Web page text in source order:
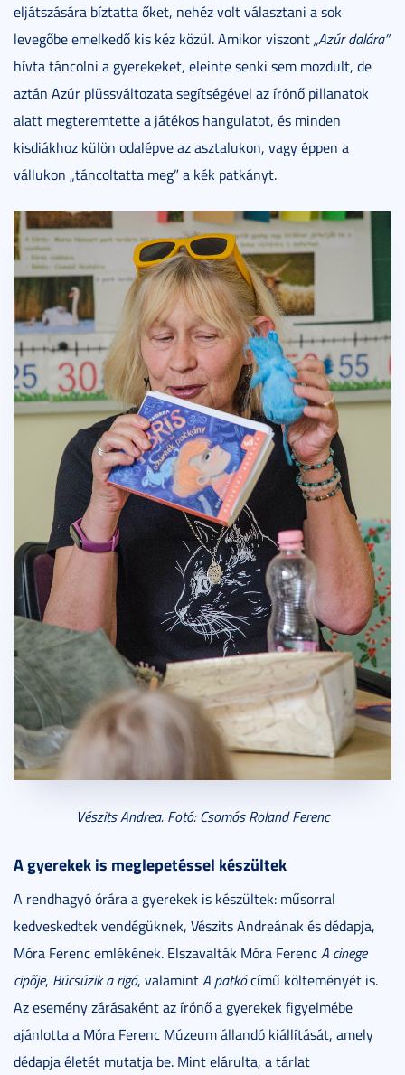
eljátszására bíztatta őket, nehéz volt választani a sok
levegőbe emelkedő kis kéz közül. Amikor viszont„Azúr dalára”
hívta táncolni a gyerekeket, eleinte senki sem mozdult, de
aztán Azúr plüssváltozata segítségével az írónő pillanatok
alatt megteremtette a játékos hangulatot, és minden
kisdiákhoz külön odalépve az asztalukon, vagy éppen a
vállukon „táncoltatta meg” a kék patkányt.
Vészits Andrea. Fotó: Csomós Roland Ferenc
A gyerekek is meglepetéssel készültek
A rendhagyó órára a gyerekek is készültek: műsorral
kedveskedtek vendégüknek, Vészits Andreának és dédapja,
Móra Ferenc emlékének. Elszavalták Móra FerencA cinege
cipője, Búcsúzik a rigó, valamintA patkócímű költeményét is.
Az esemény zárásaként az írónő a gyerekek figyelmébe
ajánlotta a Móra Ferenc Múzeum állandó kiállítását, amely
dédapja életét mutatja be. Mint elárulta, a tárlat